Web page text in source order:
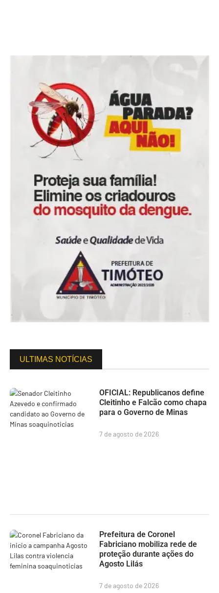
ULTIMAS NOTÍCIAS
OFICIAL: Republicanos define
Cleitinho e Falcão como chapa
para o Governo de Minas
7 de agosto de 2026
Prefeitura de Coronel
Fabriciano mobiliza rede de
proteção durante ações do
Agosto Lilás
7 de agosto de 2026